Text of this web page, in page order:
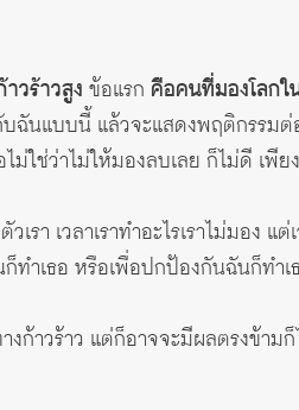
วร้าวสูง ข้อแรก คือคนที่มองโลกใ
ฉันแบบนี้ แล้วจะแสดงพฤติกรรม
ใช่ว่าไม่ให้มองลบเลย ก็ไม่ดี เพี
เรา เวลาเราทำอะไรเราไม่มอง
ำเธอ หรือเพื่อปกป้องกันฉันก็ทำ
ก้าวร้าว แต่ก็อาจจะมีผลตรงข้า